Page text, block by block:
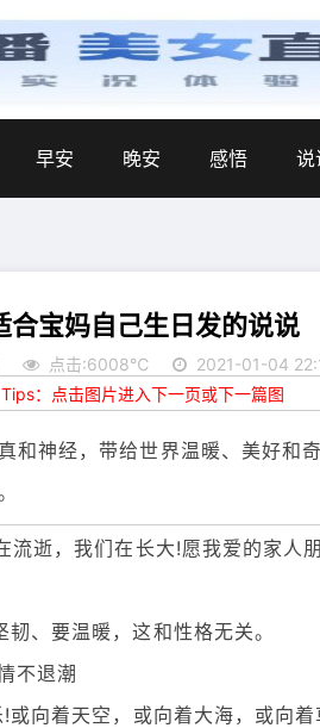
早安 晚安 感悟 说
合宝妈自己生日发的说说
点击:6008℃
2021-01-04
Tips：点击图片进入下一页或下一篇图
和神经，带给世界温暖、美好和
流逝，我们在长大!愿我爱的家人
、要温暖，这和性格无关。
不退潮
向着天空，或向着大海，或向